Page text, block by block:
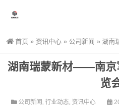
首页 » 资讯中心 » 公司新闻 » 湖南瑞
湖南瑞蒙新材——南京
览
公司新闻 , 行业动态, 资讯中心